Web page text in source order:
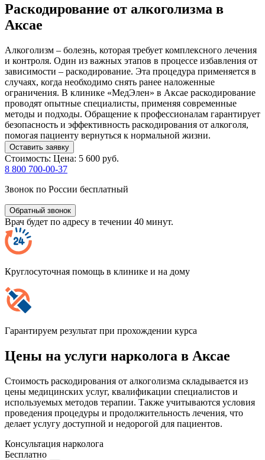
Раскодирование от алкоголизма в
Аксае
Алкоголизм – болезнь, которая требует комплексного лечения
и контроля. Один из важных этапов в процессе избавления от
зависимости – раскодирование. Эта процедура применяется в
случаях, когда необходимо снять ранее наложенные
ограничения. В клинике «МедЭлен» в Аксае раскодирование
проводят опытные специалисты, применяя современные
методы и подходы. Обращение к профессионалам гарантирует
безопасность и эффективность раскодирования от алкоголя,
помогая пациенту вернуться к нормальной жизни.
Оставить заявку
Стоимость: Цена: 5 600 руб.
8 800 700-00-37
Звонок по России бесплатный
Обратный звонок
Врач будет по адресу в течении 40 минут.
Круглосуточная помощь в клинике и на дому
Гарантируем результат при прохождении курса
Цены на услуги нарколога в Аксае
Стоимость раскодирования от алкоголизма складывается из
цены медицинских услуг, квалификации специалистов и
используемых методов терапии. Также учитываются условия
проведения процедуры и продолжительность лечения, что
делает услугу доступной и недорогой для пациентов.
Консультация нарколога
Бесплатно